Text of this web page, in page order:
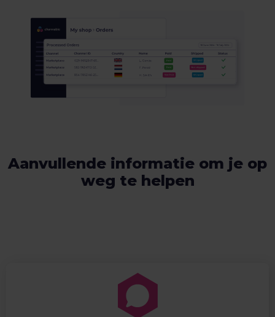
Aanvullende informatie om je op
weg te helpen